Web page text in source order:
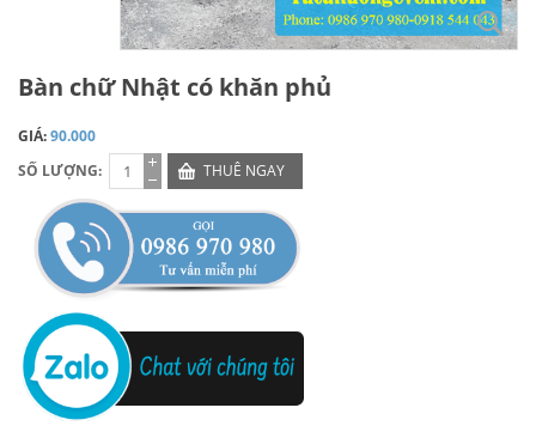
Bàn chữ Nhật có khăn phủ
GIÁ:90.000
SỐ LƯỢNG:
THUÊ NGAY